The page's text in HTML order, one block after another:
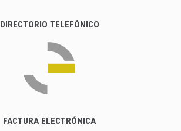
DIRECTORIO TELEFÓNICO
FACTURA ELECTRÓNICA